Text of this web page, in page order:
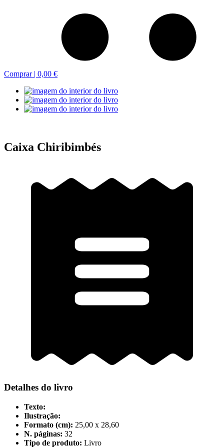
Comprar | 0,00 €
Caixa Chiribimbés
Detalhes do livro
Texto:
Ilustração:
Formato (cm): 25,00 x 28,60
N. páginas: 32
Tipo de produto: Livro